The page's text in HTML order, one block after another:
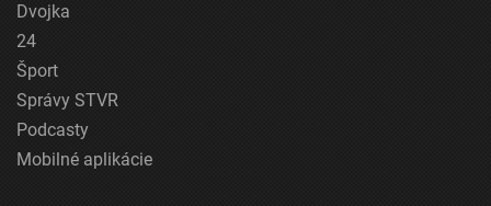
Dvojka
24
Šport
Správy STVR
Podcasty
Mobilné aplikácie